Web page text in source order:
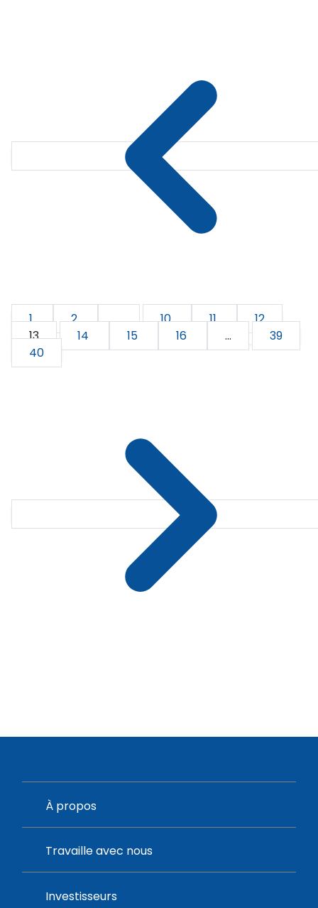
1 2 ... 10 11
12
13
14 15 16 ...
39
40
À propos
Travaille avec nous
Investisseurs